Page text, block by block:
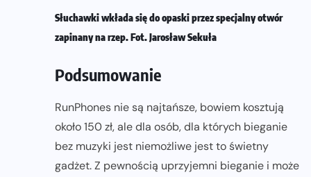
Słuchawki wkłada się do opaski przez specjalny otwór
zapinany na rzep. Fot. Jarosław Sekuła
Podsumowanie
RunPhones nie są najtańsze, bowiem kosztują
około 150 zł, ale dla osób, dla których bieganie
bez muzyki jest niemożliwe jest to świetny
gadżet. Z pewnością uprzyjemni bieganie i może